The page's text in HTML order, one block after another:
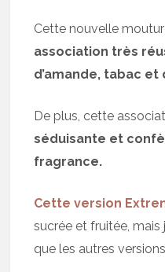
Cette nouvelle
association très
d’amande, tabac et
De plus, cette
séduisante et
fragrance.
Cette version
sucrée et fruitée,
que les autres